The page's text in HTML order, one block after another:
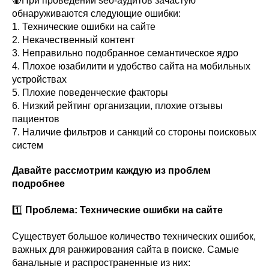
обнаруживаются следующие ошибки:
1. Технические ошибки на сайте
2. Некачественный контент
3. Неправильно подобранное семантическое ядро
4. Плохое юзабилити и удобство сайта на мобильных
устройствах
5. Плохие поведенческие факторы
6. Низкий рейтинг организации, плохие отзывы
пациентов
7. Наличие фильтров и санкций со стороны поисковых
систем
Давайте рассмотрим каждую из проблем
подробнее
1️⃣ Проблема: Технические ошибки на сайте
Существует большое количество технических ошибок,
важных для ранжирования сайта в поиске. Самые
банальные и распространенные из них: